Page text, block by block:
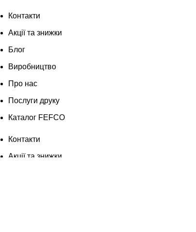
Контакти
Акції та знижки
Блог
Виробництво
Про нас
Послуги друку
Каталог FEFCO
Контакти
Акції та знижки